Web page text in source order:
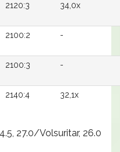
2120:3 34,0x
2100:2 -
2100:3 -
2140:4 32,1x
27.0/Volsuritar, 26.0